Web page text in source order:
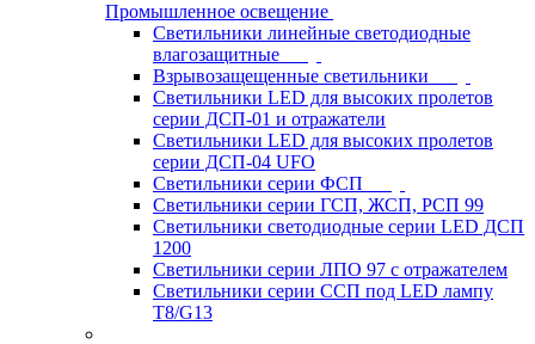
Промышленное освещение
Светильники линейные светодиодные
влагозащитные
Взрывозащещенные светильники
Светильники LED для высоких пролетов
серии ДСП-01 и отражатели
Светильники LED для высоких пролетов
серии ДСП-04 UFO
Светильники серии ФСП
Светильники серии ГСП, ЖСП, РСП 99
Светильники светодиодные серии LED ДСП
1200
Светильники серии ЛПО 97 с отражателем
Светильники серии ССП под LED лампу
T8/G13